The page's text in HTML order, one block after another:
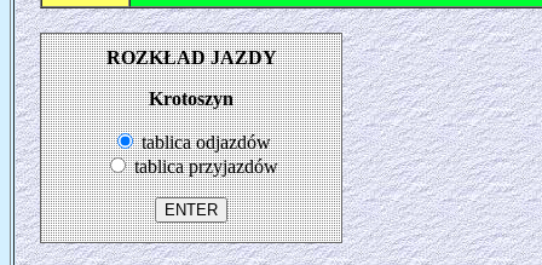
ROZKŁAD JAZDY
Krotoszyn
tablica odjazdów
tablica przyjazdów